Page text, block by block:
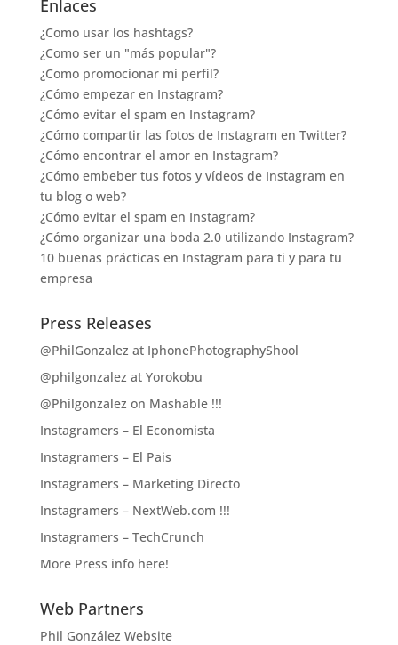
Enlaces
¿Como usar los hashtags?
¿Como ser un "más popular"?
¿Como promocionar mi perfil?
¿Cómo empezar en Instagram?
¿Cómo evitar el spam en Instagram?
¿Cómo compartir las fotos de Instagram en Twitter?
¿Cómo encontrar el amor en Instagram?
¿Cómo embeber tus fotos y vídeos de Instagram en
tu blog o web?
¿Cómo evitar el spam en Instagram?
¿Cómo organizar una boda 2.0 utilizando Instagram?
10 buenas prácticas en Instagram para ti y para tu
empresa
Press Releases
@PhilGonzalez at IphonePhotographyShool
@philgonzalez at Yorokobu
@Philgonzalez on Mashable !!!
Instagramers – El Economista
Instagramers – El Pais
Instagramers – Marketing Directo
Instagramers – NextWeb.com !!!
Instagramers – TechCrunch
More Press info here!
Web Partners
Phil González Website